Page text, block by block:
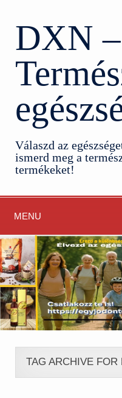
DXN –
Válaszd az
ismerd meg a
termékeket!
MENU
TAG ARCHIVE